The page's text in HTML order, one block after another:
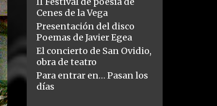
Cenes de la Vega
Presentación del disco
Poemas de Javier Egea
El concierto de San Ovidio,
obra de teatro
Para entrar en… Pasan los
días